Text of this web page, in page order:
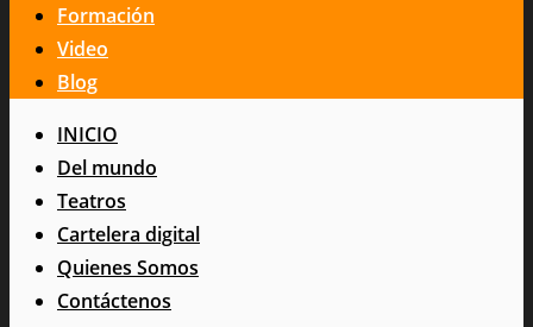
Formación
Video
Blog
INICIO
Del mundo
Teatros
Cartelera digital
Quienes Somos
Contáctenos